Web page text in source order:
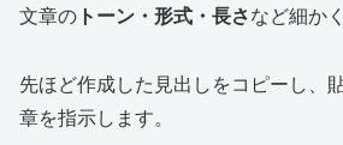
文章の トーン・形式・長さなど細か
先ほど作成した見出しをコピーし、
章を指示します。